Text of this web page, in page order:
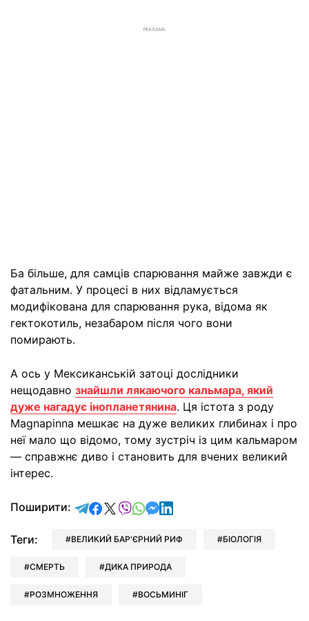
РЕКЛАМА
Ба більше, для самців спарювання майже завжди є
фатальним. У процесі в них відламується
модифікована для спарювання рука, відома як
гектокотиль, незабаром після чого вони
помирають.
А ось у Мексиканській затоці дослідники
нещодавно знайшли лякаючого кальмара, який
дуже нагадує інопланетянина. Ця істота з роду
Magnapinna мешкає на дуже великих глибинах і про
неї мало що відомо, тому зустріч із цим кальмаром
— справжнє диво і становить для вчених великий
інтерес.
Поширити: відправити у Telegram
поділитись у Facebook
поділитись у X
відправити у Viber
відправити у Whatsapp
відправити у Messenger
відправити у LinkedIn
Теги: ВЕЛИКИЙ БАР'ЄРНИЙ РИФ БІОЛОГІЯ
СМЕРТЬ ДИКА ПРИРОДА
РОЗМНОЖЕННЯ ВОСЬМИНІГ